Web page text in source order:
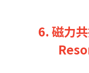
6. 磁力